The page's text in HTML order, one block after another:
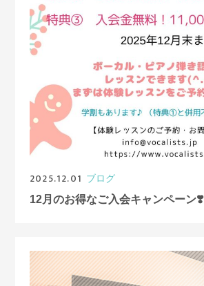
2025.12.01 ブログ
12月のお得なご入会キャンペーン❣️